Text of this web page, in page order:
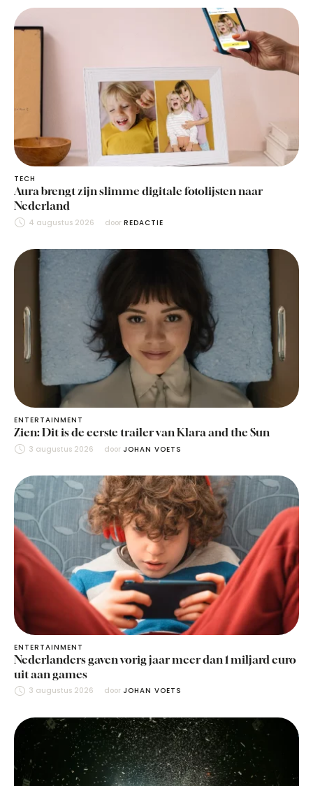
TECH
Aura brengt zijn slimme digitale fotolijsten naar
Nederland
4 augustus 2026 door REDACTIE
ENTERTAINMENT
Zien: Dit is de eerste trailer van Klara and the Sun
3 augustus 2026 door JOHAN VOETS
ENTERTAINMENT
Nederlanders gaven vorig jaar meer dan 1 miljard euro
uit aan games
3 augustus 2026 door JOHAN VOETS